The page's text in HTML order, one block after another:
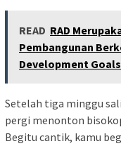
READ RAD
Pembangunan
Development Goals
Setelah tiga minggu
pergi menonton
Begitu cantik, kamu